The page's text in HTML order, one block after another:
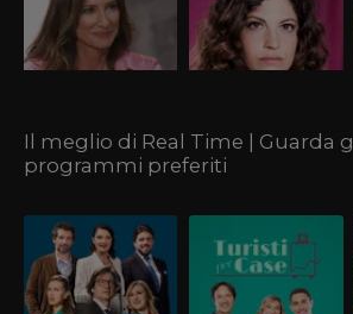
Alla scoperta della
sessuologa e conduttrice
di Matrimonio A Prima
Vista Italia.
Ecco chi è Giulia
Davanzante, psicologa di
Matrimonio A Prima
Vista Italia. Scopri la
carriera, le curiosità e la
Il meglio di Real Time | Guarda
programmi preferiti